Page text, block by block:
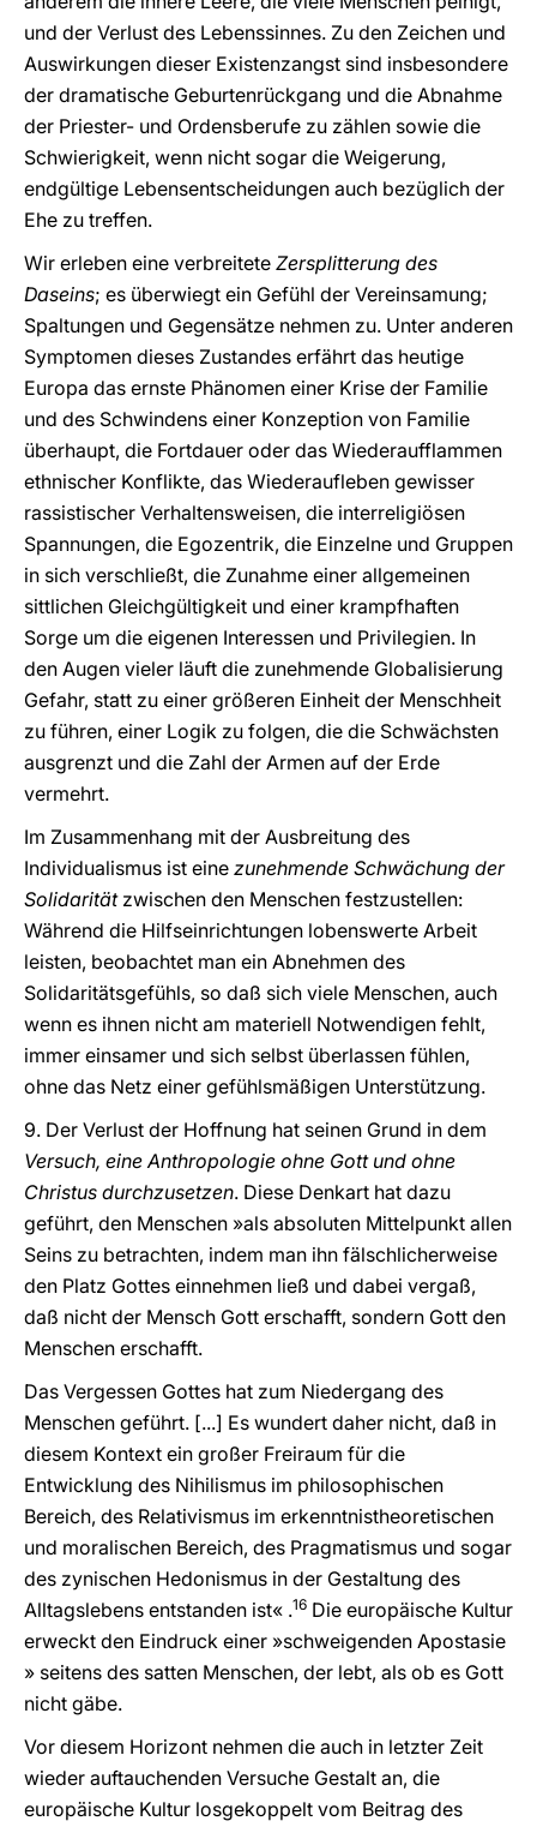
und der Verlust des Lebenssinnes. Zu den Zeichen und
Auswirkungen dieser Existenzangst sind insbesondere
der dramatische Geburtenrückgang und die Abnahme
der Priester- und Ordensberufe zu zählen sowie die
Schwierigkeit, wenn nicht sogar die Weigerung,
endgültige Lebensentscheidungen auch bezüglich der
Ehe zu treffen.
Wir erleben eine verbreitete Zersplitterung des
Daseins; es überwiegt ein Gefühl der Vereinsamung;
Spaltungen und Gegensätze nehmen zu. Unter anderen
Symptomen dieses Zustandes erfährt das heutige
Europa das ernste Phänomen einer Krise der Familie
und des Schwindens einer Konzeption von Familie
überhaupt, die Fortdauer oder das Wiederaufflammen
ethnischer Konflikte, das Wiederaufleben gewisser
rassistischer Verhaltensweisen, die interreligiösen
Spannungen, die Egozentrik, die Einzelne und Gruppen
in sich verschließt, die Zunahme einer allgemeinen
sittlichen Gleichgültigkeit und einer krampfhaften
Sorge um die eigenen Interessen und Privilegien. In
den Augen vieler läuft die zunehmende Globalisierung
Gefahr, statt zu einer größeren Einheit der Menschheit
zu führen, einer Logik zu folgen, die die Schwächsten
ausgrenzt und die Zahl der Armen auf der Erde
vermehrt.
Im Zusammenhang mit der Ausbreitung des
Individualismus ist eine zunehmende Schwächung der
Solidaritätzwischen den Menschen festzustellen:
Während die Hilfseinrichtungen lobenswerte Arbeit
leisten, beobachtet man ein Abnehmen des
Solidaritätsgefühls, so daß sich viele Menschen, auch
wenn es ihnen nicht am materiell Notwendigen fehlt,
immer einsamer und sich selbst überlassen fühlen,
ohne das Netz einer gefühlsmäßigen Unterstützung.
9. Der Verlust der Hoffnung hat seinen Grund in dem
Versuch, eine Anthropologie ohne Gott und ohne
Christus durchzusetzen. Diese Denkart hat dazu
geführt, den Menschen »als absoluten Mittelpunkt allen
Seins zu betrachten, indem man ihn fälschlicherweise
den Platz Gottes einnehmen ließ und dabei vergaß,
daß nicht der Mensch Gott erschafft, sondern Gott den
Menschen erschafft.
Das Vergessen Gottes hat zum Niedergang des
Menschen geführt. [...] Es wundert daher nicht, daß in
diesem Kontext ein großer Freiraum für die
Entwicklung des Nihilismus im philosophischen
Bereich, des Relativismus im erkenntnistheoretischen
und moralischen Bereich, des Pragmatismus und sogar
des zynischen Hedonismus in der Gestaltung des
Alltagslebens entstanden ist« .16 Die europäische Kultur
erweckt den Eindruck einer »schweigenden Apostasie
» seitens des satten Menschen, der lebt, als ob es Gott
nicht gäbe.
Vor diesem Horizont nehmen die auch in letzter Zeit
wieder auftauchenden Versuche Gestalt an, die
europäische Kultur losgekoppelt vom Beitrag des